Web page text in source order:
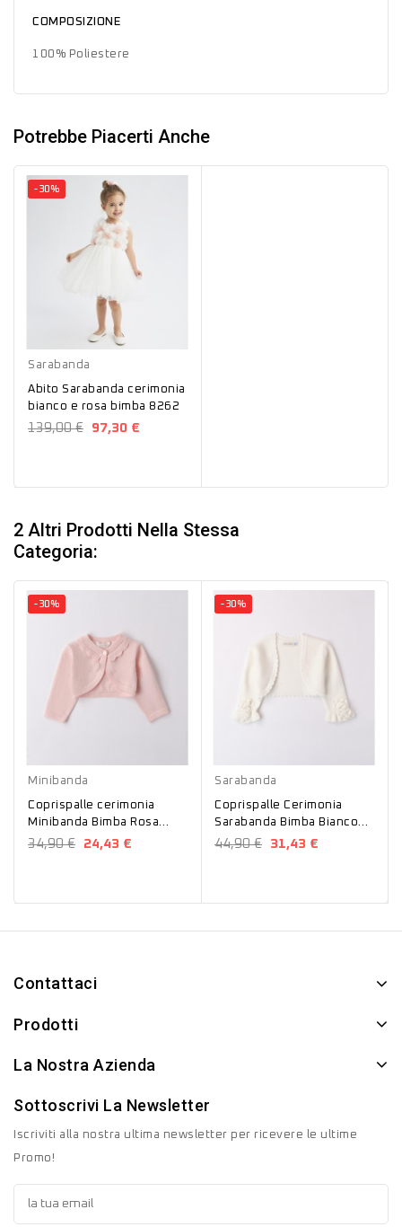
COMPOSIZIONE
100% Poliestere
Potrebbe Piacerti Anche
-30%
Sarabanda
Abito Sarabanda cerimonia
bianco e rosa bimba 8262
139,00 € 97,30 €
2 Altri Prodotti Nella Stessa
Categoria:
-30%
Minibanda
Coprispalle cerimonia
Minibanda Bimba Rosa
B763
34,90 € 24,43 €
-30%
Sarabanda
Coprispalle Cerimonia
Sarabanda Bimba Bianco
B431
44,90 € 31,43 €
Contattaci
Prodotti
La Nostra Azienda
Sottoscrivi La Newsletter
Iscriviti alla nostra ultima newsletter per ricevere le ultime
Promo!